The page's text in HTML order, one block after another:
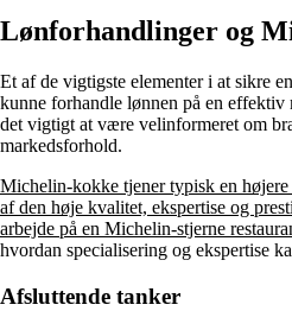
Lønforhandlinger og
Et af de vigtigste elementer i at sikre
kunne forhandle lønnen på en
det vigtigt at være velinformeret om
markedsforhold.
Michelin-kokke tjener typisk en
af den høje kvalitet, ekspertise og
arbejde på en Michelin-stjerne
hvordan specialisering og ekspertise
Afsluttende tanker